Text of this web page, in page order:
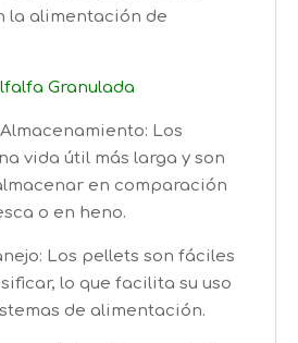
la alimentación de
Granulada
Los
vida útil más larga y son
en comparación
o en heno.
Los pellets son fáciles
lo que facilita su uso
de alimentación.